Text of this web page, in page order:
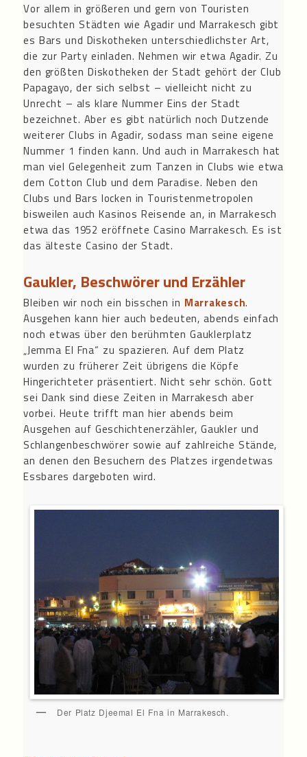
Vor allem in größeren und gern von Touristen
besuchten Städten wie Agadir und Marrakesch gibt
es Bars und Diskotheken unterschiedlichster Art,
die zur Party einladen. Nehmen wir etwa Agadir. Zu
den größten Diskotheken der Stadt gehört der Club
Papagayo, der sich selbst – vielleicht nicht zu
Unrecht – als klare Nummer Eins der Stadt
bezeichnet. Aber es gibt natürlich noch Dutzende
weiterer Clubs in Agadir, sodass man seine eigene
Nummer 1 finden kann. Und auch in Marrakesch hat
man viel Gelegenheit zum Tanzen in Clubs wie etwa
dem Cotton Club und dem Paradise. Neben den
Clubs und Bars locken in Touristenmetropolen
bisweilen auch Kasinos Reisende an, in Marrakesch
etwa das 1952 eröffnete Casino Marrakesch. Es ist
das älteste Casino der Stadt.
Gaukler, Beschwörer und Erzähler
Bleiben wir noch ein bisschen in Marrakesch.
Ausgehen kann hier auch bedeuten, abends einfach
noch etwas über den berühmten Gauklerplatz
„Jemma El Fna“ zu spazieren. Auf dem Platz
wurden zu früherer Zeit übrigens die Köpfe
Hingerichteter präsentiert. Nicht sehr schön. Gott
sei Dank sind diese Zeiten in Marrakesch aber
vorbei. Heute trifft man hier abends beim
Ausgehen auf Geschichtenerzähler, Gaukler und
Schlangenbeschwörer sowie auf zahlreiche Stände,
an denen den Besuchern des Platzes irgendetwas
Essbares dargeboten wird.
Der Platz Djeemal El Fna in Marrakesch.